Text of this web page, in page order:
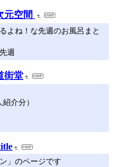
元空間
よね！な先週のお風呂まと
週
街堂
介分）
」のページです